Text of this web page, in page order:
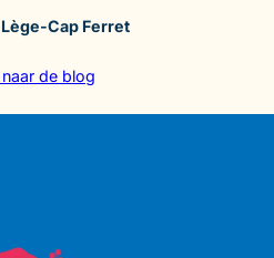
Lège-Cap Ferret
de blog